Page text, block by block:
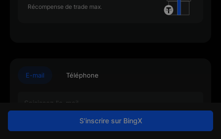
Récompense de trade max.
E-mail Téléphone
S'inscrire sur BingX